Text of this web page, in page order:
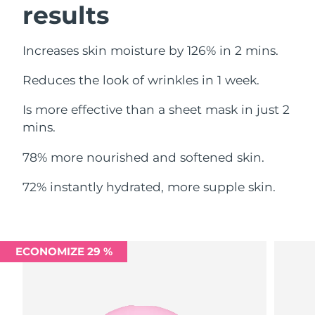
results
Increases skin moisture by 126% in 2 mins.
Reduces the look of wrinkles in 1 week.
Is more effective than a sheet mask in just 2
mins.
78% more nourished and softened skin.
72% instantly hydrated, more supple skin.
ECONOMIZE 29 %
Omã
Filipinas Entrega prevista 8/13/26
Polônia Entrega prevista
Portugal Entrega prevista8/10/26
Romênia